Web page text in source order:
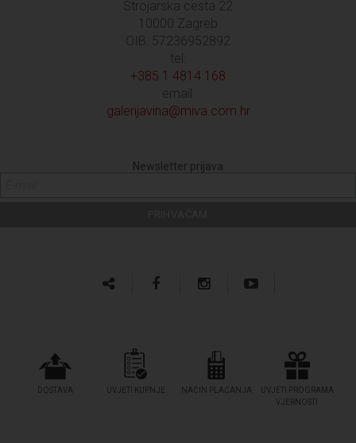
Strojarska cesta 22
10000 Zagreb
OIB: 57236952892
tel:
+385 1 4814 168
email:
galerijavina@miva.com.hr
Newsletter prijava
DOSTAVA UVJETI KUPNJE NAČIN PLAĆANJA
UVJETI PROGRAMA
VJERNOSTI